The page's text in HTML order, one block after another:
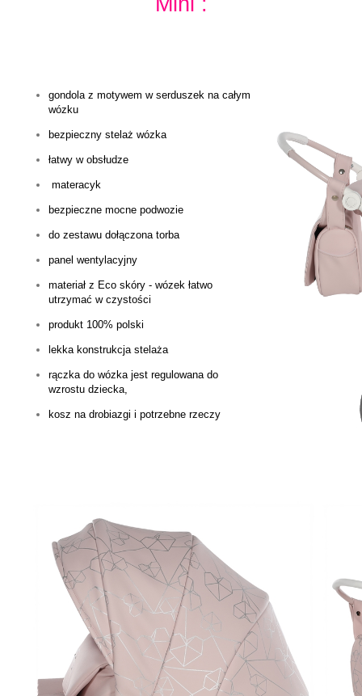
gondola z motywem w serduszek na całym
wózku
bezpieczny stelaż wózka
łatwy w obsłudze
materacyk
bezpieczne mocne podwozie
do zestawu dołączona torba
panel wentylacyjny
materiał z Eco skóry - wózek łatwo
utrzymać w czystości
produkt 100% polski
lekka konstrukcja stelaża
rączka do wózka jest regulowana do
wzrostu dziecka,
kosz na drobiazgi i potrzebne rzeczy